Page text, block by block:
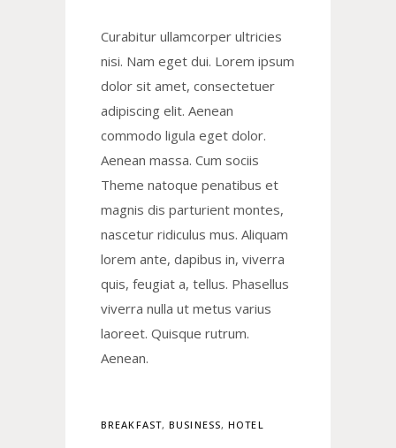
Curabitur ullamcorper ultricies
nisi. Nam eget dui. Lorem ipsum
dolor sit amet, consectetuer
adipiscing elit. Aenean
commodo ligula eget dolor.
Aenean massa. Cum sociis
Theme natoque penatibus et
magnis dis parturient montes,
nascetur ridiculus mus. Aliquam
lorem ante, dapibus in, viverra
quis, feugiat a, tellus. Phasellus
viverra nulla ut metus varius
laoreet. Quisque rutrum.
Aenean.
BREAKFAST,BUSINESS,HOTEL